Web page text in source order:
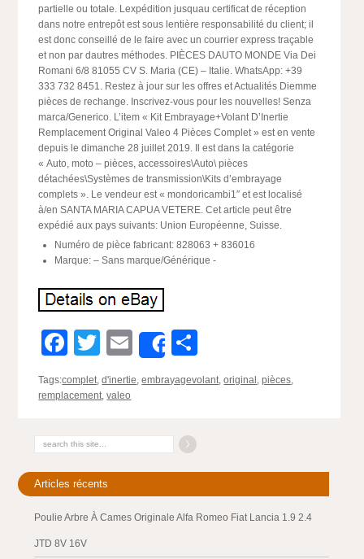
partielle ou totale. Lexpédition jusquau certificat de réception
dans notre entrepôt est sous lentière responsabilité du client; il
est donc conseillé de le faire avec un courrier express traçable
et non par dautres méthodes. PIÈCES DAUTO MONDE Via Dei
Romani 6/8 81055 CV S. Maria (CE) – Italie. WhatsApp: +39
333 732 8451. Restez à jour sur les offres et Actualités Diemme
pièces de rechange. Inscrivez-vous pour les nouvelles! Senza
marca/Generico. L’item « Kit Embrayage+Volant D’Inertie
Remplacement Original Valeo 4 Pièces Complet » est en vente
depuis le dimanche 28 juillet 2019. Il est dans la catégorie
« Auto, moto – pièces, accessoires\Auto\ pièces
détachées\Systèmes de transmission\Kits d’embrayage
complets ». Le vendeur est « mondoricambi1″ et est localisé
à/en SANTA MARIA CAPUA VETERE. Cet article peut être
expédié aux pays suivants: Union Européenne, Suisse.
Numéro de pièce fabricant: 828063 + 836016
Marque: – Sans marque/Générique -
Facebook
Twitter
EmailShare
Tags:complet,d'inertie,embrayagevolant,original ,pièces,
remplacement,valeo
Articles récents
Poulie Arbre À Cames Originale Alfa Romeo Fiat Lancia 1.9 2.4
JTD 8V 16V